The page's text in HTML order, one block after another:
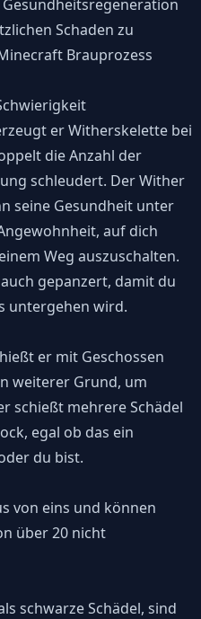
Schaden zu
Brauprozess
er Witherskelette bei
die Anzahl der
schleudert. Der Wither
seine Gesundheit unter
auf dich
Weg auszuschalten.
gepanzert, damit du
untergehen wird.
er mit Geschossen
weiterer Grund, um
schießt mehrere Schädel
egal ob das ein
du bist.
von eins und können
über 20 nicht
schwarze Schädel, sind